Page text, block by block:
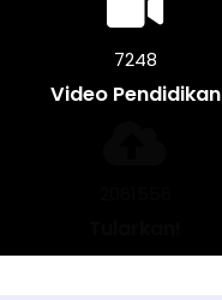
7980
Video Pendidikan